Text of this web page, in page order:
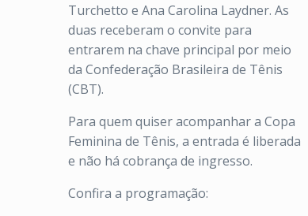
Turchetto e Ana Carolina Laydner. As
duas receberam o convite para
entrarem na chave principal por meio
da Confederação Brasileira de Tênis
(CBT).
Para quem quiser acompanhar a Copa
Feminina de Tênis, a entrada é liberada
e não há cobrança de ingresso.
Confira a programação: